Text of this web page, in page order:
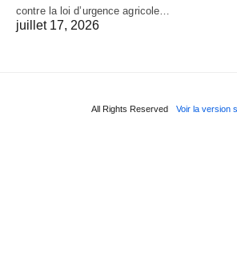
contre la loi d’urgence agricole…
juillet 17, 2026
All Rights Reserved Voir la version